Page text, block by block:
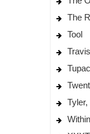
The
Tool